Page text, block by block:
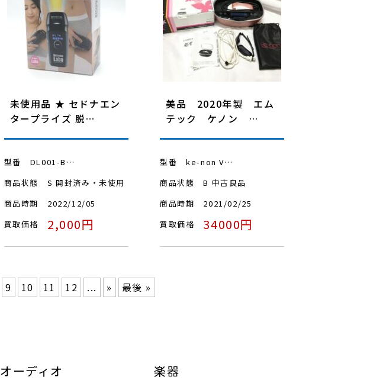
未使用品 ★ セドナエン
タープライズ 脱…
型番
DL001-B…
商品状態
S 開封済み・未使用
商品時期
2022/12/05
買取価格
2,000円
美品 2020年製 エム
テック ケノン …
型番
ke-non V…
商品状態
B 中古良品
商品時期
2021/02/25
買取価格
34000円
9 10 11 12 ... » 最後 »
オーディオ 楽器